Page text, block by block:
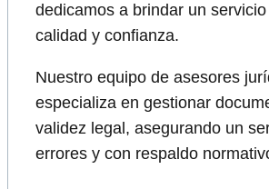
dedicamos a brindar un
calidad y confianza.
Nuestro equipo de asesores
especializa en gestionar
validez legal, asegurando un
errores y con respaldo